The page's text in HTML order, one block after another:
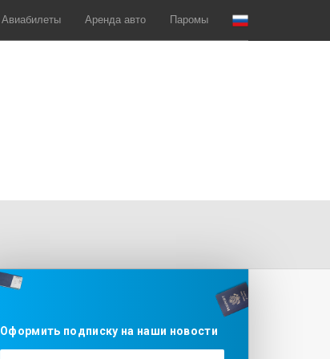
Авиабилеты Аренда авто Паромы
Оформить подписку на наши новости